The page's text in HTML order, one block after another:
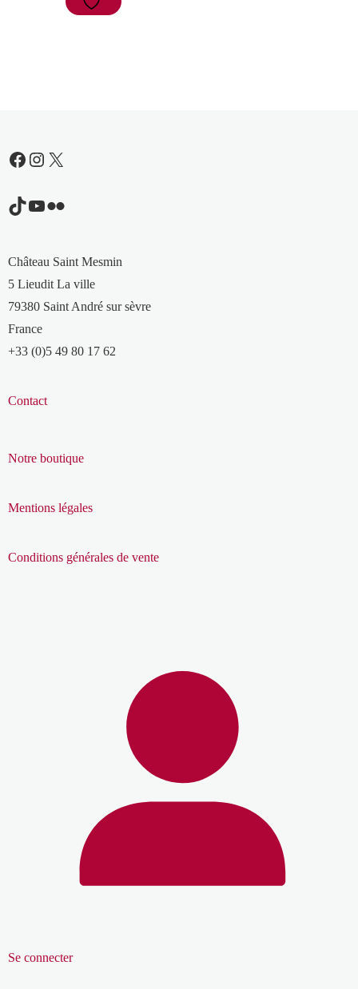
Facebook
Instagram
X
TikTok
YouTube
Flickr
Château Saint Mesmin
5 Lieudit La ville
79380 Saint André sur sèvre
France
+33 (0)5 49 80 17 62
Contact
Notre boutique
Mentions légales
Conditions générales de vente
Se connecter